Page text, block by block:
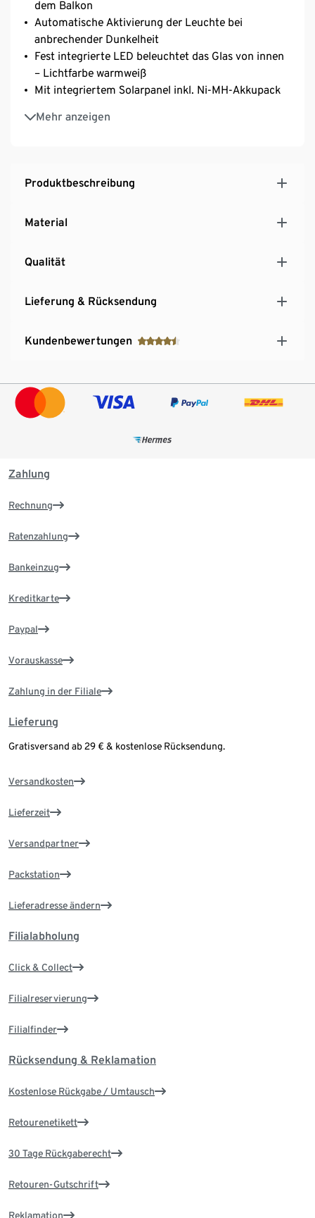
dem Balkon
Automatische Aktivierung der Leuchte bei
anbrechender Dunkelheit
Fest integrierte LED beleuchtet das Glas von innen
– Lichtfarbe warmweiß
Mit integriertem Solarpanel inkl. Ni-MH-Akkupack
Mehr anzeigen
Mit dekorativem Bügel
An-/Ausschalter im Deckel
Produktbeschreibung
Material
Qualität
Lieferung & Rücksendung
Kundenbewertungen
Zahlung
Rechnung
Ratenzahlung
Bankeinzug
Kreditkarte
Paypal
Vorauskasse
Zahlung in der Filiale
Lieferung
Gratisversand ab 29 € & kostenlose Rücksendung.
Versandkosten
Lieferzeit
Versandpartner
Packstation
Lieferadresse ändern
Filialabholung
Click & Collect
Filialreservierung
Filialfinder
Rücksendung & Reklamation
Kostenlose Rückgabe / Umtausch
Retourenetikett
30 Tage Rückgaberecht
Retouren-Gutschrift
Reklamation